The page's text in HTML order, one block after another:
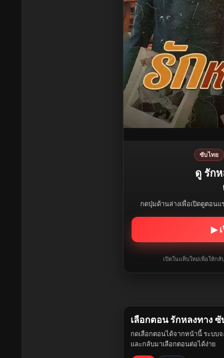
ซับไทย
ดู รัก
กดปุ่มด้านล่างเพื่อเปิดดูตอน
▶
เปิดในแท็บใหม่เพื่อให้ก
เลือกตอน รักหลงทาง ซั
กดเลือกตอนได้จากหน้านี้ ระบบ
และกลับมาเลือกตอนต่อได้ง่าย